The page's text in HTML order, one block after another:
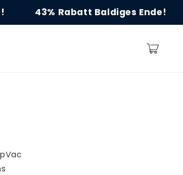
43% Rabatt Baldiges Ende!
Warenkorb